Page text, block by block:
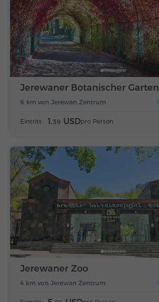
6 km von Jerewan Zentrum
Jerewaner Botanischer Garten
Eintritt: 1.39 USDpro Person
4 km von Jerewan Zentrum
Jerewaner Zoo